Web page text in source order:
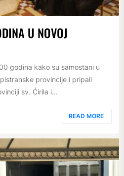
U NOVOJ
godina kako su samostani u
provincije i pripali
sv. Ćirila i...
READ MORE